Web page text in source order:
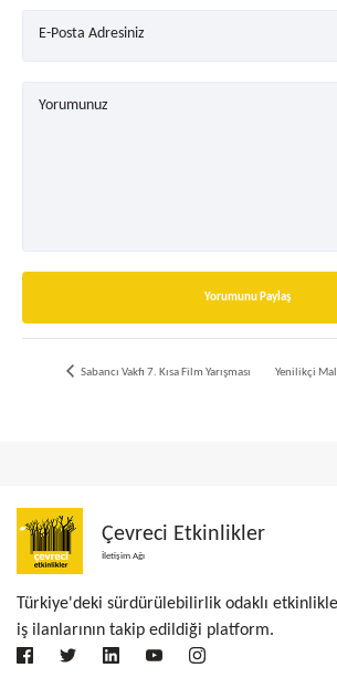
E-Posta Adresiniz
Yorumunuz
Yorumunu Paylaş
Sabancı Vakfı 7. Kısa Film Yarışması Yenilikçi
Çevreci Etkinlikler
İletişim Ağı
Türkiye'deki sürdürülebilirlik odaklı
iş ilanlarının takip edildiği platform.